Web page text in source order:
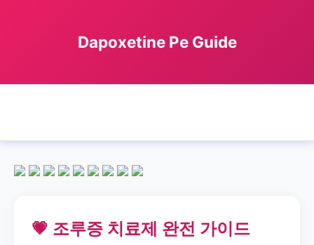
Dapoxetine Pe Guide
💗 조루증 치료제 완전 가이드